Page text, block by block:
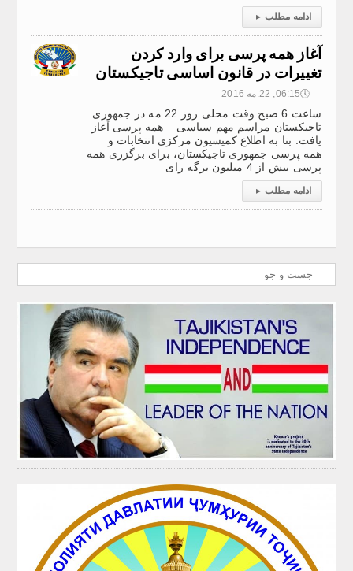
ادامه مطلب ▸
آغاز همه پرسی برای وارد کردن
تغییرات در قانون اساسی تاجیكستان
🕔06:15, 22.مه 2016
ساعت 6 صبح وقت محلی روز 22 مه در جمهوری
تاجیکستان مراسم مهم سیاسی – همه پرسی آغاز
یافت. بنا به اطلاع کمیسیون مرکزی انتخابات و
همه ‌پرسی جمهوری تاجیکستان، برای برگزری همه
پرسی بیش از 4 میلیون برگه رای
ادامه مطلب ▸